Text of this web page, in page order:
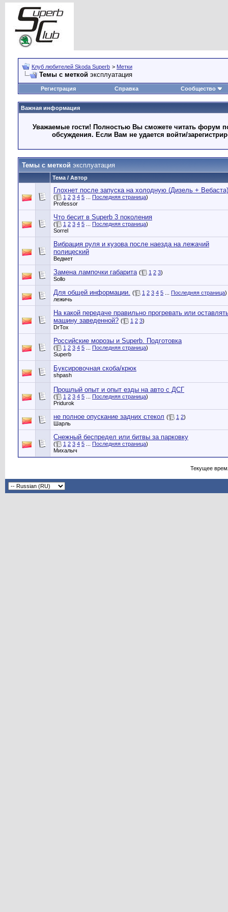
Клуб любителей Skoda Superb > Метки
Темы с меткой эксплуатация
Регистрация Справка Сообщество
Важная информация
Уважаемые гости! Полностью Вы сможете читать форум
обсуждения. Если Вам не удается войти/
Темы с меткой эксплуатация
Тема / Автор
Глохнет после запуска на холодную (Дизель + Вебаста)
( 1 2 3 4 5 Последняя страница)
Professor
Что бесит в Superb 3 поколения
( 1 2 3 4 5 Последняя страница)
Sorrel
Вибрация руля и кузова после наезда на лежачий
полицеский
Ведмет
Замена лампочки габарита ( 1 2 3)
Sollo
Для общей информации. ( 1 2 3 4 5 Последняя страница)
лежичь
На какой передаче правильно прогревать или
машину заведенной? ( 1 2 3)
DrTox
Российские морозы и Superb. Подготовка
( 1 2 3 4 5 Последняя страница)
Superb
Буксировочная скоба/крюк
shpash
Прошлый опыт и опыт езды на авто с ДСГ
( 1 2 3 4 5 Последняя страница)
Pridurok
не полное опускание задних стекол ( 1 2)
Шарль
Снежный беспредел или битвы за парковку
( 1 2 3 4 5 Последняя страница)
Михалыч
Текущее